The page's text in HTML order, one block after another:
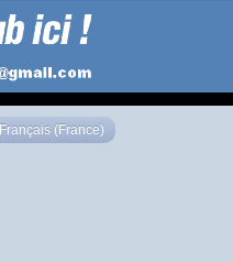
Français (France)